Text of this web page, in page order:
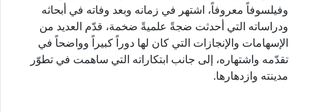
وفيلسوفاً معروفاً، اشتهر في زمانه وبعد وفاته في أبحاثه
ودراساته التي أحدثت ضجةً علميةً ضخمة، قدّم العديد من
الإسهامات والإنجازات التي كان لها دوراً كبيراً وواضحاً في
تقدّمه واشتهاره، إلى جانب ابتكاراته التي ساهمت في تطوّر
مدينته وازدهارها.